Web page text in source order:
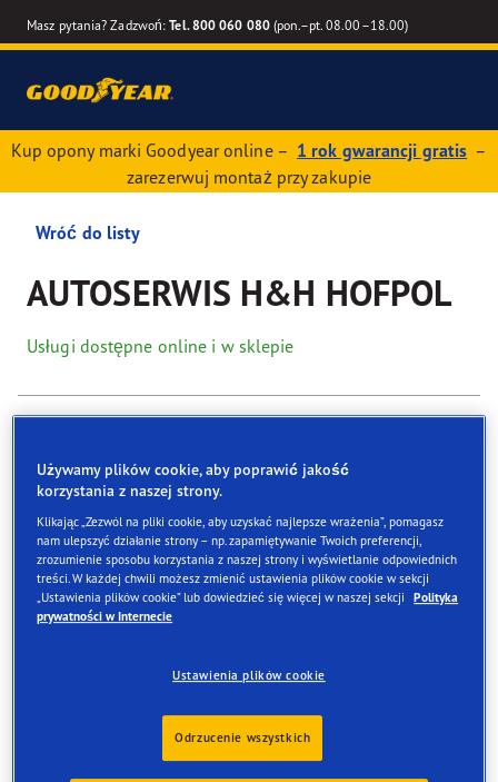
Masz pytania? Zadzwoń:Tel. 800 060 080(pon.–pt. 08.00–18.00)
Kup opony marki Goodyear online – 1 rok gwarancji gratis –
zarezerwuj montaż przy zakupie
Wróć do listy
AUTOSERWIS H&H HOFPOL
Usługi dostępne online i w sklepie
Znajdź opony
Używamy plików cookie, aby poprawić jakość
korzystania z naszej strony.
Klikając „Zezwól na pliki cookie, aby uzyskać najlepsze wrażenia”, pomagasz
nam ulepszyć działanie strony – np. zapamiętywanie Twoich preferencji,
zrozumienie sposobu korzystania z naszej strony i wyświetlanie odpowiednich
treści. W każdej chwili możesz zmienić ustawienia plików cookie w sekcji
„Ustawienia plików cookie” lub dowiedzieć się więcej w naszej sekcji
Polityka
prywatności w Internecie
Ustawienia plików cookie
Odrzucenie wszystkich